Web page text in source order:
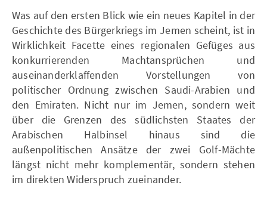
Was auf den ersten Blick wie ein neues Kapitel in der
Geschichte des Bürgerkriegs im Jemen scheint, ist in
Wirklichkeit Facette eines regionalen Gefüges aus
konkurrierenden Machtansprüchen und
auseinanderklaffenden Vorstellungen von
politischer Ordnung zwischen Saudi-Arabien und
den Emiraten. Nicht nur im Jemen, sondern weit
über die Grenzen des südlichsten Staates der
Arabischen Halbinsel hinaus sind die
außenpolitischen Ansätze der zwei Golf-Mächte
längst nicht mehr komplementär, sondern stehen
im direkten Widerspruch zueinander.